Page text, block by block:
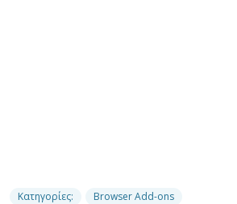
Κατηγορίες: Browser Add-ons